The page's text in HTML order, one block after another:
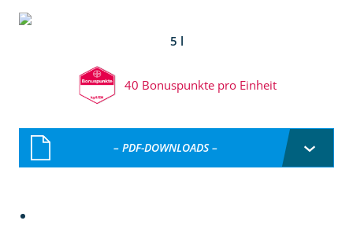
5 l
40 Bonuspunkte pro Einheit
– PDF-DOWNLOADS –